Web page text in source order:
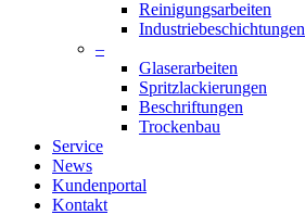
Reinigungsarbeiten
Industriebeschichtungen
–
Glaserarbeiten
Spritzlackierungen
Beschriftungen
Trockenbau
Service
News
Kundenportal
Kontakt